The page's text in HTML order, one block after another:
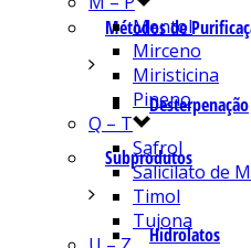
Métodos de
Desterpenação
Subprodutos
Hidrolatos
Mentol
Mirceno
Miristicina
Pineno
Q – T
Safrol
Salicilato de
Timol
Tujona